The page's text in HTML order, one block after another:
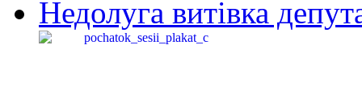
Недолуга витівка